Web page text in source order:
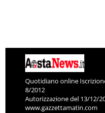
Quotidiano online
8/2012
Autorizzazione del 13/12/
www.gazzettamatin.com